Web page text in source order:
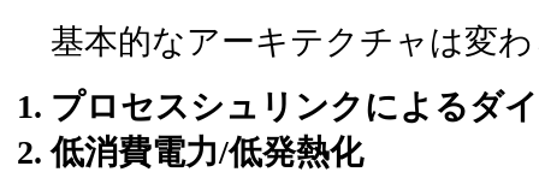
基本的なアーキテクチャは変
1. プロセスシュリンクによるダ
2. 低消費電力/低発熱化